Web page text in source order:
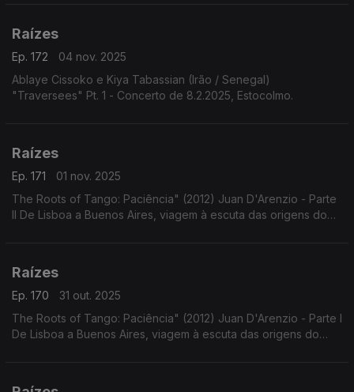
Raízes
Ep. 172
04 nov. 2025
Ablaye Cissoko e Kiya Tabassian (Irão / Senegal)
"Traversees" Pt. 1 - Concerto de 8.2.2025, Estocolmo.
Raízes
Ep. 171
01 nov. 2025
The Roots of Tango: Paciência" (2012) Juan D'Arenzio - Parte
II De Lisboa a Buenos Aires, viagem à escuta das origens do
Raízes
Ep. 170
31 out. 2025
The Roots of Tango: Paciência" (2012) Juan D'Arenzio - Parte I
De Lisboa a Buenos Aires, viagem à escuta das origens do